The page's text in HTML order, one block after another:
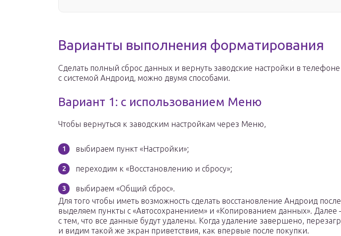
Варианты выполнения форматирования
Сделать полный сброс данных и вернуть заводские настройки в
с системой Андроид, можно двумя способами.
Вариант 1: с использованием Меню
Чтобы вернуться к заводским настройкам через Меню,
выбираем пункт «Настройки»;
переходим к «Восстановлению и сбросу»;
выбираем «Общий сброс».
Для того чтобы иметь возможность сделать восстановление Андроид
выделяем пункты с «Автосохранением» и «Копированием данных». Далее
с тем, что все данные будут удалены. Когда удаление завершено,
и видим такой же экран приветствия, как впервые после покупки.